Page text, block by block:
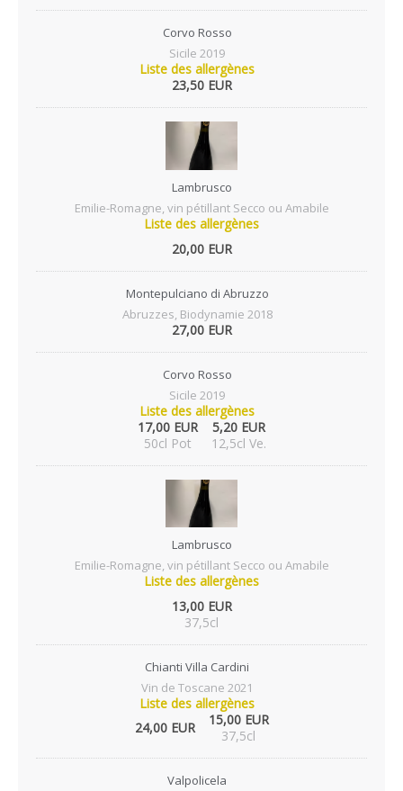
Corvo Rosso
Sicile 2019
Liste des allergènes
23,50 EUR
Lambrusco
Emilie-Romagne, vin pétillant Secco ou Amabile
Liste des allergènes
20,00 EUR
Montepulciano di Abruzzo
Abruzzes, Biodynamie 2018
27,00 EUR
Corvo Rosso
Sicile 2019
Liste des allergènes
17,00 EUR
50cl Pot
5,20 EUR
12,5cl Ve.
Lambrusco
Emilie-Romagne, vin pétillant Secco ou Amabile
Liste des allergènes
13,00 EUR
37,5cl
Chianti Villa Cardini
Vin de Toscane 2021
Liste des allergènes
24,00 EUR
15,00 EUR
37,5cl
Valpolicela